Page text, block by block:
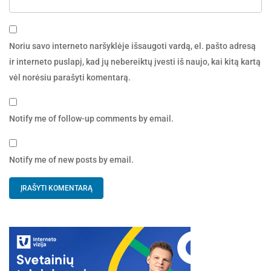
Noriu savo interneto naršyklėje išsaugoti vardą, el. pašto adresą
ir interneto puslapį, kad jų nebereiktų įvesti iš naujo, kai kitą kartą
vėl norėsiu parašyti komentarą.
Notify me of follow-up comments by email.
Notify me of new posts by email.